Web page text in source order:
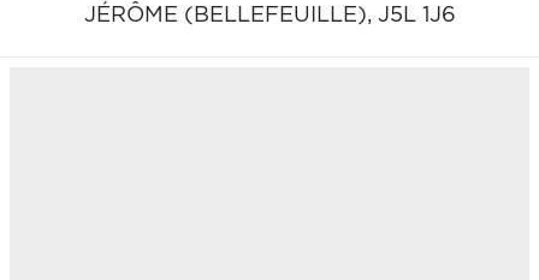
JÉRÔME (BELLEFEUILLE), J5L 1J6